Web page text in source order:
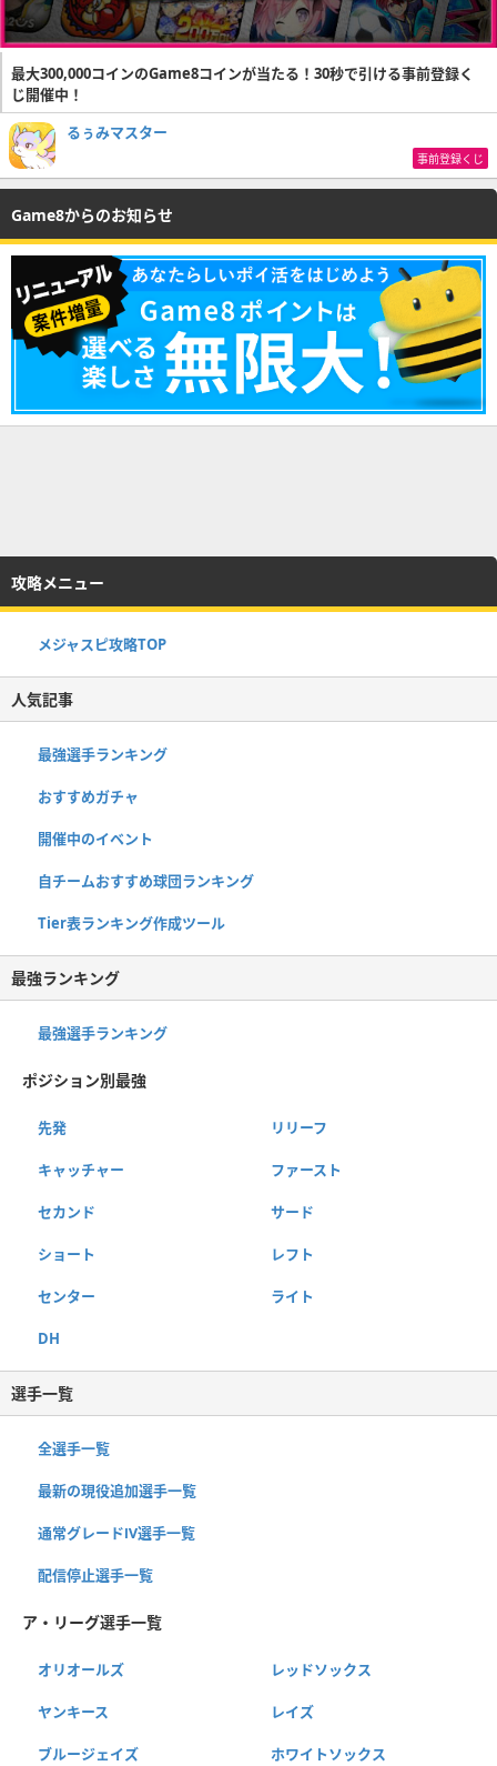
最大300,000コインのGame8コインが当たる！30秒で引ける事前登録く
じ開催中！
るぅみマスター
事前登録くじ
Game8からのお知らせ
攻略メニュー
メジャスピ攻略TOP
人気記事
最強選手ランキング
おすすめガチャ
開催中のイベント
自チームおすすめ球団ランキング
Tier表ランキング作成ツール
最強ランキング
最強選手ランキング
ポジション別最強
先発 リリーフ
キャッチャー ファースト
セカンド サード
ショート レフト
センター ライト
DH
選手一覧
全選手一覧
最新の現役追加選手一覧
通常グレードⅣ選手一覧
配信停止選手一覧
ア・リーグ選手一覧
オリオールズ レッドソックス
ヤンキース レイズ
ブルージェイズ ホワイトソックス